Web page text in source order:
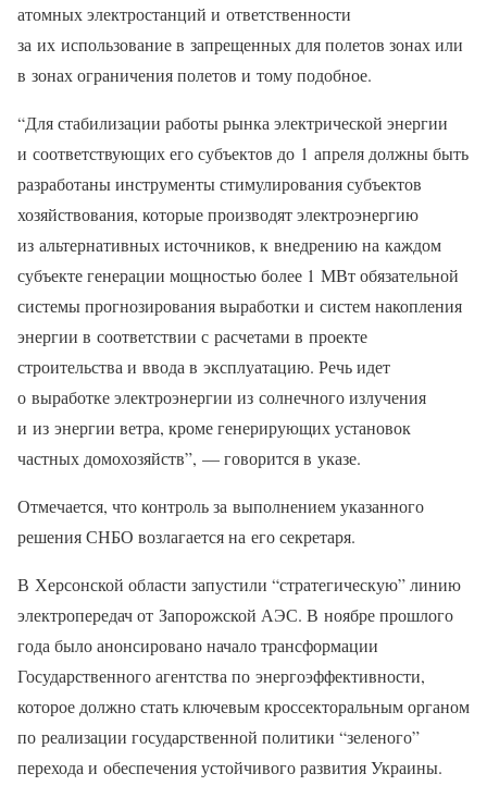
атомных электростанций и ответственности
за их использование в запрещенных для полетов зонах или
в зонах ограничения полетов и тому подобное.
“Для стабилизации работы рынка электрической энергии
и соответствующих его субъектов до 1 апреля должны быть
разработаны инструменты стимулирования субъектов
хозяйствования, которые производят электроэнергию
из альтернативных источников, к внедрению на каждом
субъекте генерации мощностью более 1 МВт обязательной
системы прогнозирования выработки и систем накопления
энергии в соответствии с расчетами в проекте
строительства и ввода в эксплуатацию. Речь идет
о выработке электроэнергии из солнечного излучения
и из энергии ветра, кроме генерирующих установок
частных домохозяйств”, — говорится в указе.
Отмечается, что контроль за выполнением указанного
решения СНБО возлагается на его секретаря.
В Херсонской области запустили “стратегическую” линию
электропередач от Запорожской АЭС. В ноябре прошлого
года было анонсировано начало трансформации
Государственного агентства по энергоэффективности,
которое должно стать ключевым кроссекторальным органом
по реализации государственной политики “зеленого”
перехода и обеспечения устойчивого развития Украины.